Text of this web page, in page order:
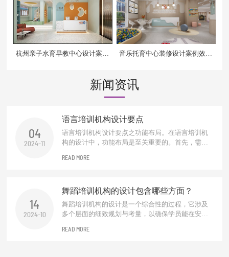
杭州亲子水育早教中心设计案例
音乐托育中心装修设计案例效果
新闻资讯
04
2024-11
语言培训机构设计要点
语言培训机构设计要点之功能布局。在语言培训机
构的设计中，功能布局是至关重要的。首先，需要
教学区应配备先进的教学设备和舒适的座椅，以营
可设置圆桌或吧台式座椅，促进学员之间...
READ MORE
14
2024-10
舞蹈培训机构的设计包含哪些方面？
舞蹈培训机构的设计是一个综合性的过程，它涉及
多个层面的细致规划与考量，以确保学员能在安
下是该设计过程涵盖的主要方面：空间规划与布
READ MORE